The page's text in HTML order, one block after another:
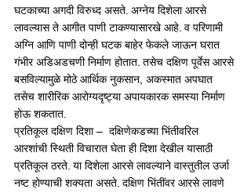
घटकाच्या अगदी विरुध्द असते. अग्नेय दिशेला आरसे
लावल्यास ते आगीत पाणी टाकण्यासारखे आहे. व परिणामी
अग्नि आणि पाणी दोन्ही घटक बाहेर फेकले जाऊन घरात
गंभीर अडिअडचणी निर्माण होतात. तसेच दक्षिण पूर्वेस आरसे
बसविल्यामुळे मोठे आर्थिक नुकसान, अकस्मात अपघात
तसेच शारीरिक आरोग्यदृष्ट्या अपायकारक समस्या निर्माण
होऊ शकतात.
प्रतिकूल दक्षिण दिशा –  दक्षिणेकडच्या भिंतीवरिल
आरशांची स्थिती विचारात घेता ही दिशा देखील यासाठी
प्रतिकूल ठरते. या दिशेला आरसे लावल्याने वास्तुतील उर्जा
नष्ट होण्याची शक्यता असते. दक्षिण भिंतींवर आरसे लावणे